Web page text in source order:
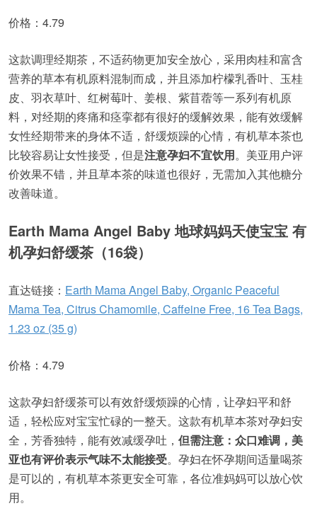
价格：4.79
这款调理经期茶，不适药物更加安全放心，采用肉桂和富含
营养的草本有机原料混制而成，并且添加柠檬乳香叶、玉桂
皮、羽衣草叶、红树莓叶、姜根、紫苜蓿等一系列有机原
料，对经期的疼痛和痉挛都有很好的缓解效果，能有效缓解
女性经期带来的身体不适，舒缓烦躁的心情，有机草本茶也
比较容易让女性接受，但是注意孕妇不宜饮用。美亚用户评
价效果不错，并且草本茶的味道也很好，无需加入其他糖分
改善味道。
Earth Mama Angel Baby 地球妈妈天使宝宝 有
机孕妇舒缓茶（16袋）
直达链接： Earth Mama Angel Baby, Organic Peaceful
Mama Tea, Citrus Chamomile, Caffeine Free, 16 Tea Bags,
1.23 oz (35 g)
价格：4.79
这款孕妇舒缓茶可以有效舒缓烦躁的心情，让孕妇平和舒
适，轻松应对宝宝忙碌的一整天。这款有机草本茶对孕妇安
全，芳香独特，能有效减缓孕吐， 但需注意：众口难调，美
亚也有评价表示气味不太能接受。孕妇在怀孕期间适量喝茶
是可以的，有机草本茶更安全可靠，各位准妈妈可以放心饮
用。